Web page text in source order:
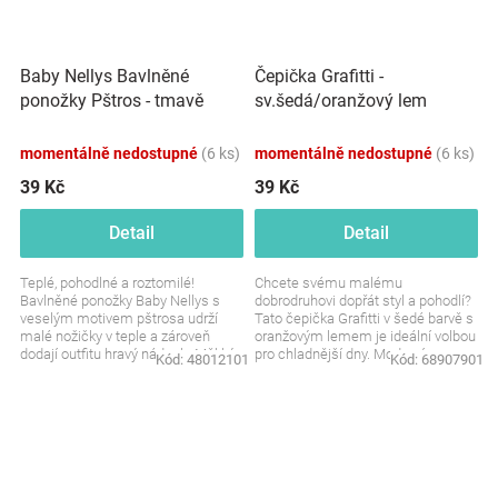
Baby Nellys Bavlněné
ponožky Pštros - tmavě
momentálně nedostupné (6 ks)
39 Kč
Detail
Teplé, pohodlné a roztomilé!
Bavlněné ponožky Baby Nellys s
veselým motivem pštrosa udrží
malé nožičky v teple a zároveň
dodají outfitu hravý nádech. Měkký
Kód: 48012101
Čepička Grafitti -
sv.šedá/oranžový lem
momentálně nedostupné (6 ks)
39 Kč
Detail
Chcete svému malému
dobrodruhovi dopřát styl a pohodlí?
Tato čepička Grafitti v šedé barvě s
oranžovým lemem je ideální volbou
pro chladnější dny. Moderní,
Kód: 68907901